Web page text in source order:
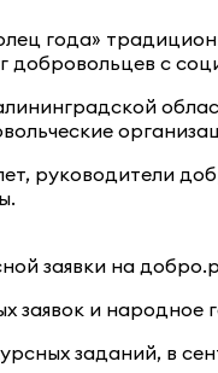
года»
добровольцев с
руководители
заявки на
и
заданий, в